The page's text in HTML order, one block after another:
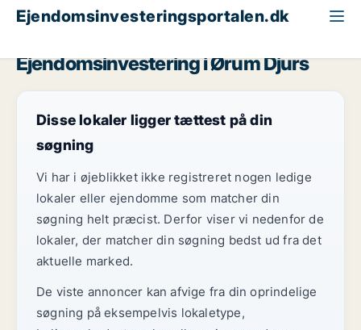
Ejendomsinvesteringsportalen.dk
Ejendomsinvestering i Ørum Djurs
Disse lokaler ligger tættest på din
søgning
Vi har i øjeblikket ikke registreret nogen ledige
lokaler eller ejendomme som matcher din
søgning helt præcist. Derfor viser vi nedenfor de
lokaler, der matcher din søgning bedst ud fra det
aktuelle marked.
De viste annoncer kan afvige fra din oprindelige
søgning på eksempelvis lokaletype,